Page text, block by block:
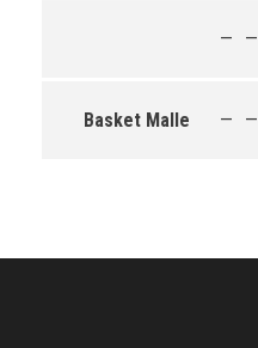
— —
Basket Malle — —